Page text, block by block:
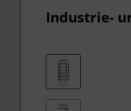
Industrie-